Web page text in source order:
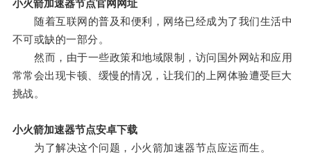
小火箭加速器节点官网网址
随着互联网的普及和便利，网络已经成为了我们生活中
不可或缺的一部分。
然而，由于一些政策和地域限制，访问国外网站和应用
常常会出现卡顿、缓慢的情况，让我们的上网体验遭受巨大
挑战。
小火箭加速器节点安卓下载
为了解决这个问题，小火箭加速器节点应运而生。